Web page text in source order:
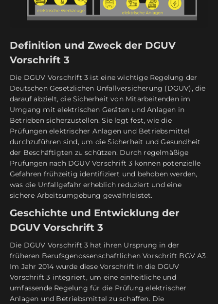
Definition und Zweck der DGUV
Vorschrift 3
Die DGUV Vorschrift 3 ist eine wichtige Regelung der
Deutschen Gesetzlichen Unfallversicherung (DGUV), die
darauf abzielt, die Sicherheit von Mitarbeitenden im
Umgang mit elektrischen Geräten und Anlagen in
Betrieben sicherzustellen. Sie legt fest, wie die
Prüfungen elektrischer Anlagen und Betriebsmittel
durchzuführen sind, um die Sicherheit und Gesundheit
der Beschäftigten zu schützen. Durch regelmäßige
Prüfungen nach DGUV Vorschrift 3 können potenzielle
Gefahren frühzeitig identifiziert und behoben werden,
was die Unfallgefahr erheblich reduziert und eine
sichere Arbeitsumgebung gewährleistet.
Geschichte und Entwicklung der
DGUV Vorschrift 3
Die DGUV Vorschrift 3 hat ihren Ursprung in der
früheren Berufsgenossenschaftlichen Vorschrift BGV A3.
Im Jahr 2014 wurde diese Vorschrift in die DGUV
Vorschrift 3 integriert, um eine einheitliche und
umfassende Regelung für die Prüfung elektrischer
Anlagen und Betriebsmittel zu schaffen. Die